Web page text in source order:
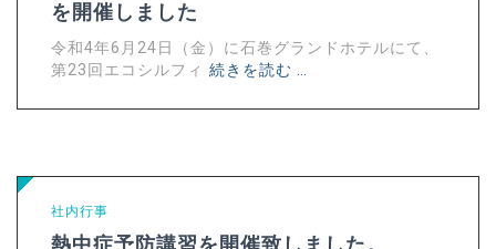
を開催しました
令和4年6月24日（金）に石巻グランドホテルにて、
第23回エコシルフィ 続きを読む …
社内行事
熱中症予防講習を開催致しました。